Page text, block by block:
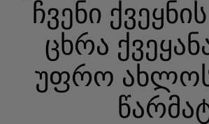
ჩვენი
ცხრა
უფრო ახლოს